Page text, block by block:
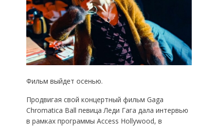
Фильм выйдет осенью.
Продвигая свой концертный фильм Gaga
Chromatica Ball певица Леди Гага дала интервью
в рамках программы Access Hollywood, в